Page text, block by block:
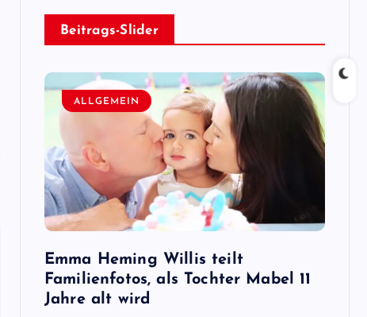
Beitrags-Slider
ALLGEMEIN
Emma Heming Willis teilt
Familienfotos, als Tochter Mabel 11
Jahre alt wird